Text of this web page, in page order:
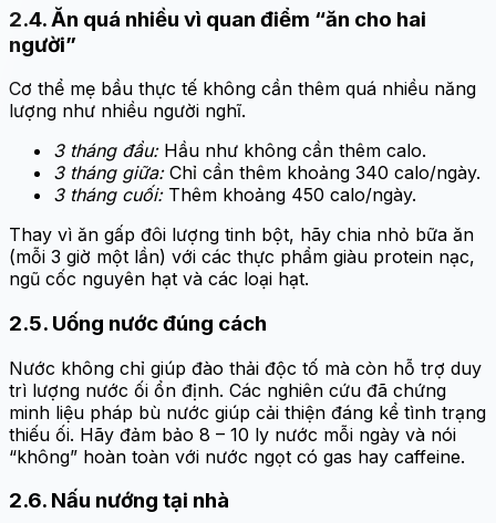
2.4. Ăn quá nhiều vì quan điểm “ăn cho hai
người”
Cơ thể mẹ bầu thực tế không cần thêm quá nhiều năng
lượng như nhiều người nghĩ.
3 tháng đầu:Hầu như không cần thêm calo.
3 tháng giữa: Chỉ cần thêm khoảng 340 calo/ngày.
3 tháng cuối:Thêm khoảng 450 calo/ngày.
Thay vì ăn gấp đôi lượng tinh bột, hãy chia nhỏ bữa ăn
(mỗi 3 giờ một lần) với các thực phẩm giàu protein nạc,
ngũ cốc nguyên hạt và các loại hạt.
2.5. Uống nước đúng cách
Nước không chỉ giúp đào thải độc tố mà còn hỗ trợ duy
trì lượng nước ối ổn định. Các nghiên cứu đã chứng
minh liệu pháp bù nước giúp cải thiện đáng kể tình trạng
thiếu ối. Hãy đảm bảo 8 – 10 ly nước mỗi ngày và nói
“không” hoàn toàn với nước ngọt có gas hay caffeine.
2.6. Nấu nướng tại nhà